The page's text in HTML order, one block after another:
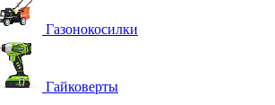
Газонокосилки
Гайковерты